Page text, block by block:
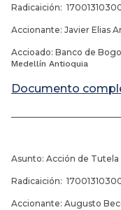
Radicaición:
Accionante: Javier Elias
Accioado: Banco de
Medellín Antioquia
Documento
13 de
Asunto: Acción de Tutela
Radicaición:
Accionante: Augusto